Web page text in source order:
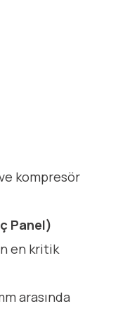
kompresör
Panel)
en kritik
arasında